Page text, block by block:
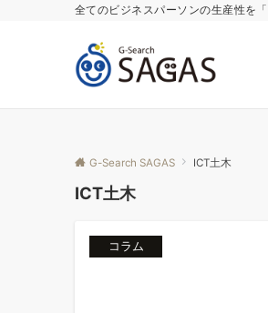
全てのビジネスパーソンの生産性を
G-Search SAGAS ICT土木
ICT土木
コラム